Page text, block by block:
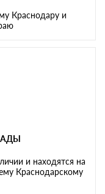
Краснодару и
и находятся на
Краснодарскому